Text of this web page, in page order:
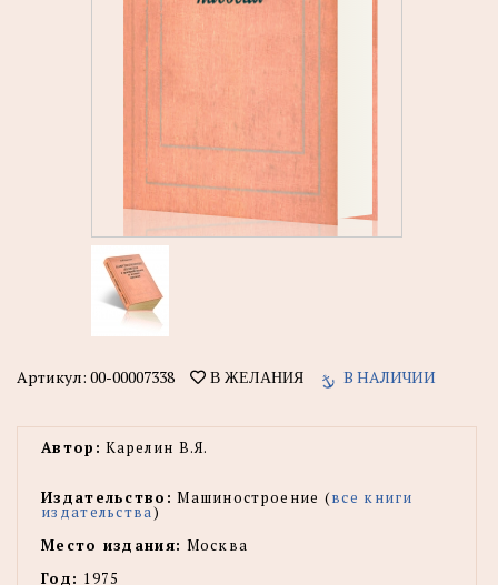
Артикул: 00-00007338 В ЖЕЛАНИЯ В НАЛИЧИИ
Автор: Карелин В.Я.
Издательство: Машиностроение (все книги
издательства)
Место издания: Москва
Год: 1975